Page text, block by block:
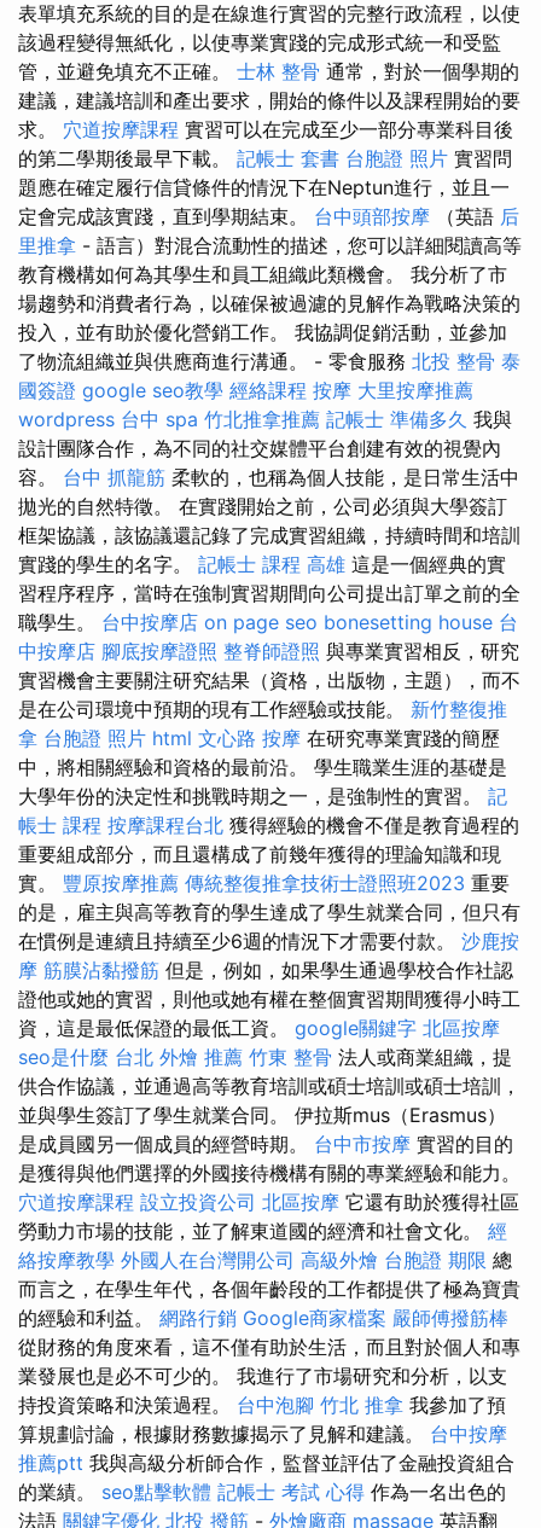
表單填充系統的目的是在線進行實習的完整行政流程，以使
該過程變得無紙化，以使專業實踐的完成形式統一和受監
管，並避免填充不正確。 士林 整骨 通常，對於一個學期的
建議，建議培訓和產出要求，開始的條件以及課程開始的要
求。 穴道按摩課程 實習可以在完成至少一部分專業科目後
的第二學期後最早下載。 記帳士 套書 台胞證 照片 實習問
題應在確定履行信貸條件的情況下在Neptun進行，並且一
定會完成該實踐，直到學期結束。 台中頭部按摩 （英語 后
里推拿 - 語言）對混合流動性的描述，您可以詳細閱讀高等
教育機構如何為其學生和員工組織此類機會。 我分析了市
場趨勢和消費者行為，以確保被過濾的見解作為戰略決策的
投入，並有助於優化營銷工作。 我協調促銷活動，並參加
了物流組織並與供應商進行溝通。 - 零食服務 北投 整骨 泰
國簽證 google seo教學 經絡課程 按摩 大里按摩推薦
wordpress 台中 spa 竹北推拿推薦 記帳士 準備多久 我與
設計團隊合作，為不同的社交媒體平台創建有效的視覺內
容。 台中 抓龍筋 柔軟的，也稱為個人技能，是日常生活中
拋光的自然特徵。 在實踐開始之前，公司必須與大學簽訂
框架協議，該協議還記錄了完成實習組織，持續時間和培訓
實踐的學生的名字。 記帳士 課程 高雄 這是一個經典的實
習程序程序，當時在強制實習期間向公司提出訂單之前的全
職學生。 台中按摩店 on page seo bonesetting house 台
中按摩店 腳底按摩證照 整脊師證照 與專業實習相反，研究
實習機會主要關注研究結果（資格，出版物，主題），而不
是在公司環境中預期的現有工作經驗或技能。 新竹整復推
拿 台胞證 照片 html 文心路 按摩 在研究專業實踐的簡歷
中，將相關經驗和資格的最前沿。 學生職業生涯的基礎是
大學年份的決定性和挑戰時期之一，是強制性的實習。 記
帳士 課程 按摩課程台北 獲得經驗的機會不僅是教育過程的
重要組成部分，而且還構成了前幾年獲得的理論知識和現
實。 豐原按摩推薦 傳統整復推拿技術士證照班2023 重要
的是，雇主與高等教育的學生達成了學生就業合同，但只有
在慣例是連續且持續至少6週的情況下才需要付款。 沙鹿按
摩 筋膜沾黏撥筋 但是，例如，如果學生通過學校合作社認
證他或她的實習，則他或她有權在整個實習期間獲得小時工
資，這是最低保證的最低工資。 google關鍵字 北區按摩
seo是什麼 台北 外燴 推薦 竹東 整骨 法人或商業組織，提
供合作協議，並通過高等教育培訓或碩士培訓或碩士培訓，
並與學生簽訂了學生就業合同。 伊拉斯mus（Erasmus）
是成員國另一個成員的經營時期。 台中市按摩 實習的目的
是獲得與他們選擇的外國接待機構有關的專業經驗和能力。
穴道按摩課程 設立投資公司 北區按摩 它還有助於獲得社區
勞動力市場的技能，並了解東道國的經濟和社會文化。 經
絡按摩教學 外國人在台灣開公司 高級外燴 台胞證 期限 總
而言之，在學生年代，各個年齡段的工作都提供了極為寶貴
的經驗和利益。 網路行銷 Google商家檔案 嚴師傅撥筋棒
從財務的角度來看，這不僅有助於生活，而且對於個人和專
業發展也是必不可少的。 我進行了市場研究和分析，以支
持投資策略和決策過程。 台中泡腳 竹北 推拿 我參加了預
算規劃討論，根據財務數據揭示了見解和建議。 台中按摩
推薦ptt 我與高級分析師合作，監督並評估了金融投資組合
的業績。 seo點擊軟體 記帳士 考試 心得 作為一名出色的
法語 關鍵字優化 北投 撥筋 - 外燴廠商 massage 英語翻